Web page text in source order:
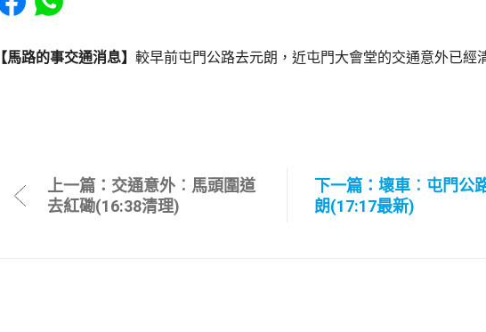
【馬路的事交通消息】 較早前屯門公路去元朗，近屯門大會堂的交通意外已經
上一篇：交通意外︰馬頭圍道
去紅磡(16:38清理)
下一篇：壞車︰屯門公
朗(17:17最新)